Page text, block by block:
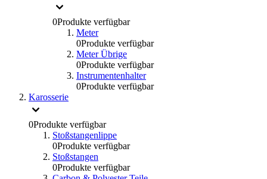
0Produkte verfügbar
Meter
0Produkte verfügbar
Meter Übrige
0Produkte verfügbar
Instrumentenhalter
0Produkte verfügbar
Karosserie
0Produkte verfügbar
Stoßstangenlippe
0Produkte verfügbar
Stoßstangen
0Produkte verfügbar